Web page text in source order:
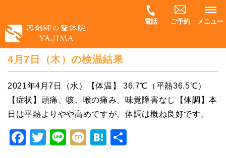
電話 ご予約 メニュー
4月7日（木）の検温結果
2021年4月7日（水）【体温】 36.7℃（平熱36.5℃）
【症状】頭痛、咳、喉の痛み、味覚障害なし【体調】本
日は平熱よりやや高めですが、体調は概ね良好です。
Facebook
Twitter
LineMixiHatena